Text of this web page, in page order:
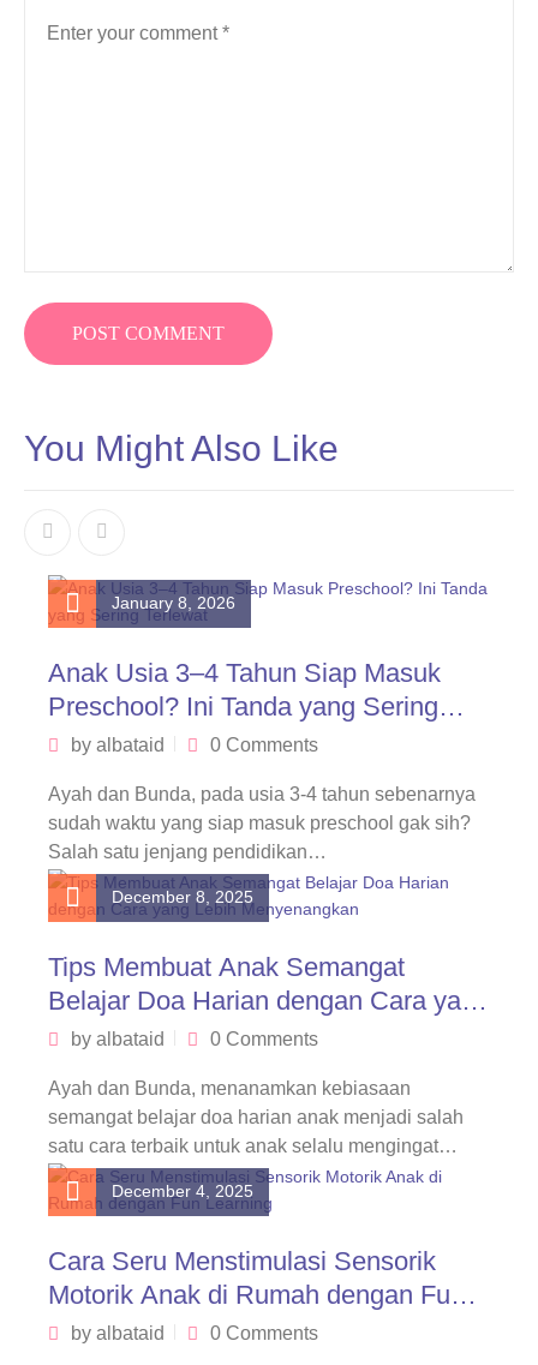
You Might Also Like
January 8, 2026
Anak Usia 3–4 Tahun Siap Masuk
Preschool? Ini Tanda yang Sering
Terlewat
by albataid 0 Comments
Ayah dan Bunda, pada usia 3-4 tahun sebenarnya
sudah waktu yang siap masuk preschool gak sih?
Salah satu jenjang pendidikan…
December 8, 2025
Tips Membuat Anak Semangat
Belajar Doa Harian dengan Cara yang
Lebih Menyenangkan
by albataid 0 Comments
Ayah dan Bunda, menanamkan kebiasaan
semangat belajar doa harian anak menjadi salah
satu cara terbaik untuk anak selalu mengingat
Allah…
December 4, 2025
Cara Seru Menstimulasi Sensorik
Motorik Anak di Rumah dengan Fun
Learning
by albataid 0 Comments